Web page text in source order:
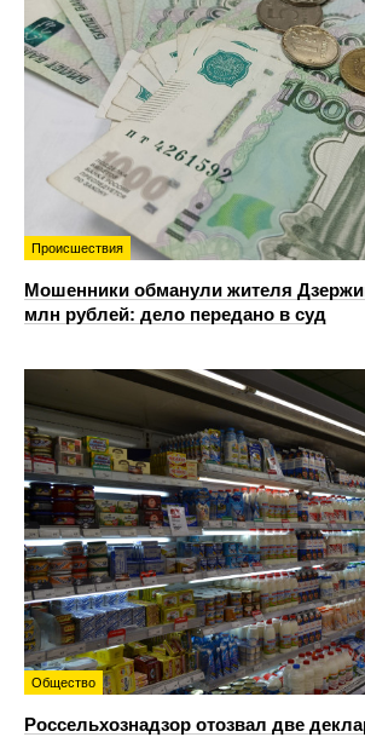
Происшествия
Мошенники обманули жителя
млн рублей: дело передано в суд
Общество
Россельхознадзор отозвал две